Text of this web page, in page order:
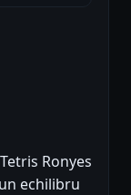
Ronyes
echilibru